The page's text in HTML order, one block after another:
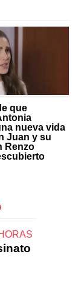
que
nueva vida
Juan y su
Renzo